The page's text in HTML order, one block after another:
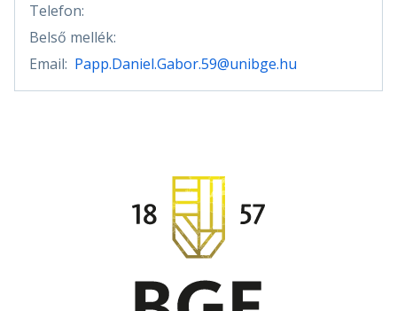
Telefon:
Belső mellék:
Email: Papp.Daniel.Gabor.59@unibge.hu